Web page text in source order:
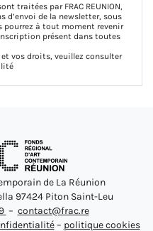
traitées par FRAC REUNION,
d’envoi de la newsletter, sous
pourrez à tout moment revenir
présent dans toutes
vos droits, veuillez consulter
de La Réunion
97424 Piton Saint-Leu
– contact@frac.re
– politique cookies